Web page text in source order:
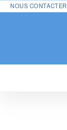
NOUS CONTACTER